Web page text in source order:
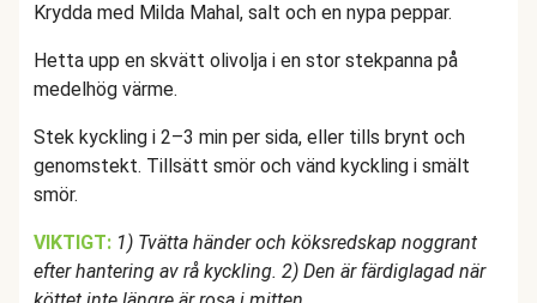
Krydda med Milda Mahal, salt och en nypa peppar.
Hetta upp en skvätt olivolja i en stor stekpanna på
medelhög värme.
Stek kyckling i 2–3 min per sida, eller tills brynt och
genomstekt. Tillsätt smör och vänd kyckling i smält
smör.
VIKTIGT: 1) Tvätta händer och köksredskap noggrant
efter hantering av rå kyckling. 2) Den är färdiglagad när